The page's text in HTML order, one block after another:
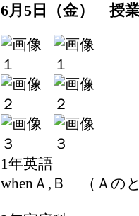
6月5日（金） 授
1年英語
whenＡ,Ｂ （Ａの